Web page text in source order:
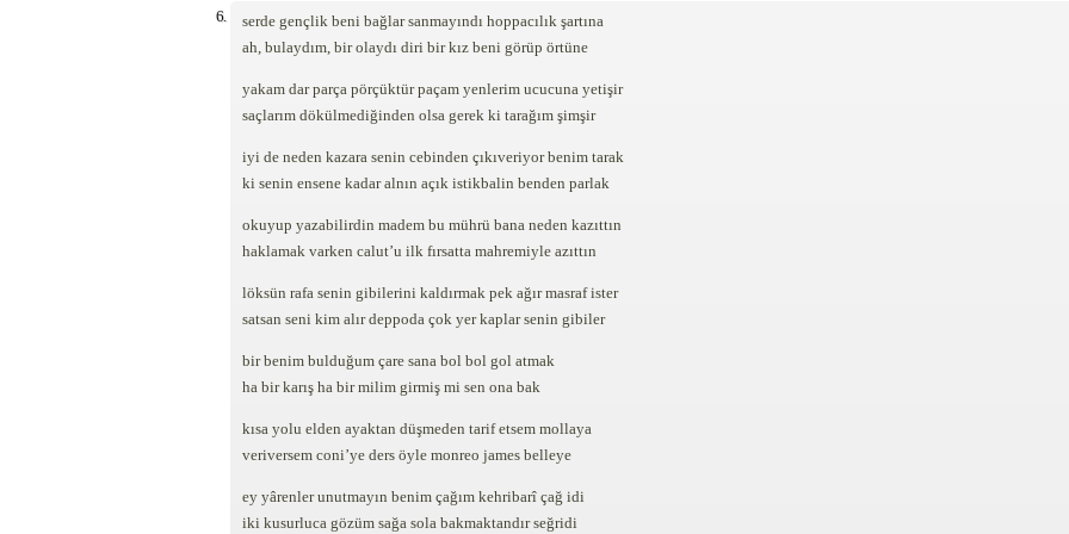
6.
serde gençlik beni bağlar sanmayındı hoppacılık şartına
ah, bulaydım, bir olaydı diri bir kız beni görüp örtüne
yakam dar parça pörçüktür paçam yenlerim ucucuna yetişir
saçlarım dökülmediğinden olsa gerek ki tarağım şimşir
iyi de neden kazara senin cebinden çıkıveriyor benim tarak
ki senin ensene kadar alnın açık istikbalin benden parlak
okuyup yazabilirdin madem bu mührü bana neden kazıttın
haklamak varken calut’u ilk fırsatta mahremiyle azıttın
löksün rafa senin gibilerini kaldırmak pek ağır masraf ister
satsan seni kim alır deppoda çok yer kaplar senin gibiler
bir benim bulduğum çare sana bol bol gol atmak
ha bir karış ha bir milim girmiş mi sen ona bak
kısa yolu elden ayaktan düşmeden tarif etsem mollaya
veriversem coni’ye ders öyle monreo james belleye
ey yârenler unutmayın benim çağım kehribarî çağ idi
iki kusurluca gözüm sağa sola bakmaktandır seğridi